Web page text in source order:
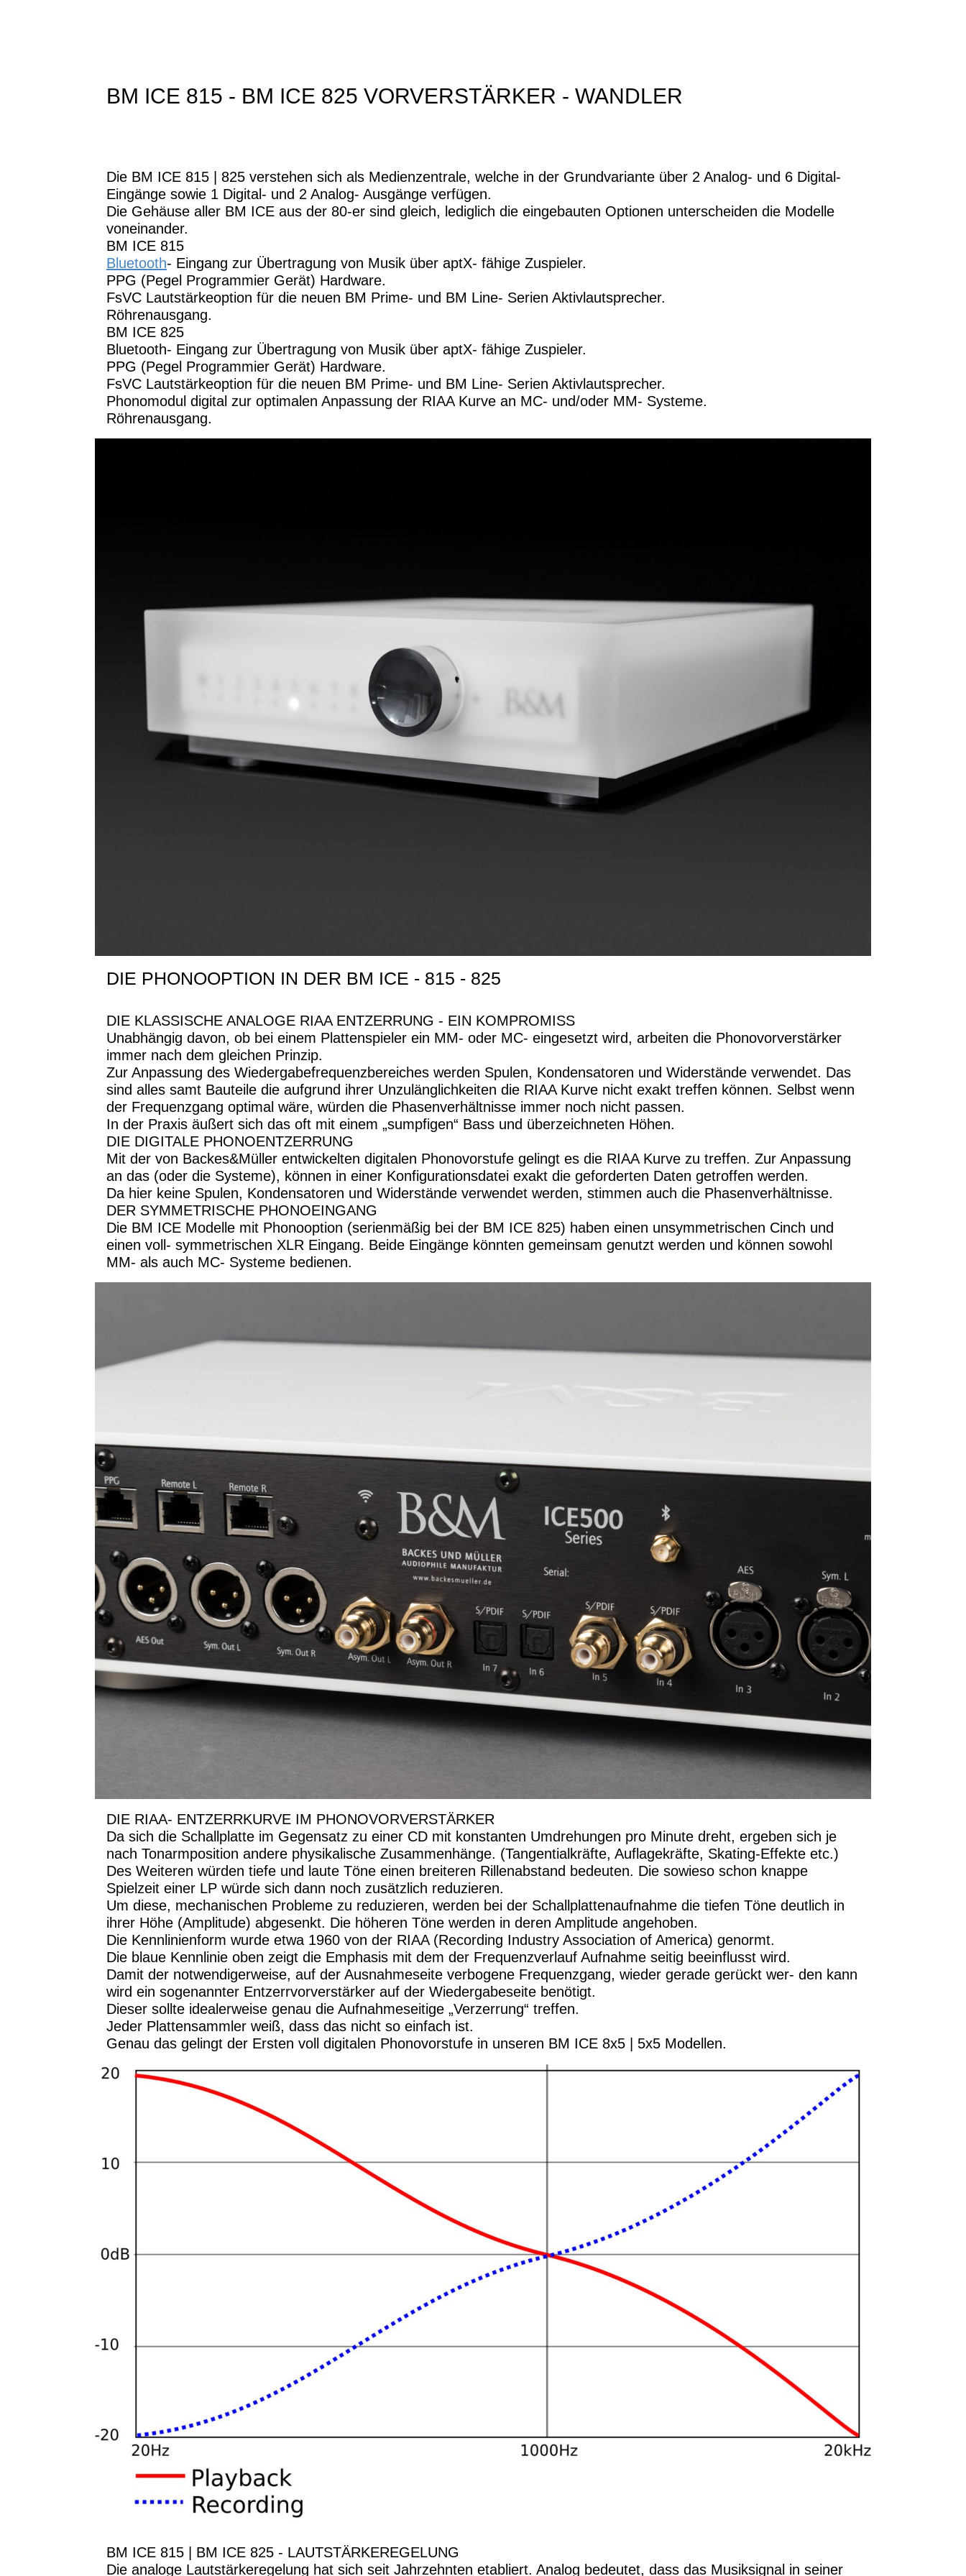
BM ICE 815 - BM ICE 825 VORVERSTÄRKER - WANDLER
Die BM ICE 815 | 825 verstehen sich als Medienzentrale, welche in der Grundvariante über 2 Analog- und 6 Digital-
Eingänge sowie 1 Digital- und 2 Analog- Ausgänge verfügen.
Die Gehäuse aller BM ICE aus der 80-er sind gleich, lediglich die eingebauten Optionen unterscheiden die Modelle
voneinander.
BM ICE 815
Bluetooth- Eingang zur Übertragung von Musik über aptX- fähige Zuspieler.
PPG (Pegel Programmier Gerät) Hardware.
FsVC Lautstärkeoption für die neuen BM Prime- und BM Line- Serien Aktivlautsprecher.
Röhrenausgang.
BM ICE 825
Bluetooth- Eingang zur Übertragung von Musik über aptX- fähige Zuspieler.
PPG (Pegel Programmier Gerät) Hardware.
FsVC Lautstärkeoption für die neuen BM Prime- und BM Line- Serien Aktivlautsprecher.
Phonomodul digital zur optimalen Anpassung der RIAA Kurve an MC- und/oder MM- Systeme.
Röhrenausgang.
DIE PHONOOPTION IN DER BM ICE - 815 - 825
DIE KLASSISCHE ANALOGE RIAA ENTZERRUNG - EIN KOMPROMISS
Unabhängig davon, ob bei einem Plattenspieler ein MM- oder MC- eingesetzt wird, arbeiten die Phonovorverstärker
immer nach dem gleichen Prinzip.
Zur Anpassung des Wiedergabefrequenzbereiches werden Spulen, Kondensatoren und Widerstände verwendet. Das
sind alles samt Bauteile die aufgrund ihrer Unzulänglichkeiten die RIAA Kurve nicht exakt treffen können. Selbst wenn
der Frequenzgang optimal wäre, würden die Phasenverhältnisse immer noch nicht passen.
In der Praxis äußert sich das oft mit einem „sumpfigen“ Bass und überzeichneten Höhen.
DIE DIGITALE PHONOENTZERRUNG
Mit der von Backes&Müller entwickelten digitalen Phonovorstufe gelingt es die RIAA Kurve zu treffen. Zur Anpassung
an das (oder die Systeme), können in einer Konfigurationsdatei exakt die geforderten Daten getroffen werden.
Da hier keine Spulen, Kondensatoren und Widerstände verwendet werden, stimmen auch die Phasenverhältnisse.
DER SYMMETRISCHE PHONOEINGANG
Die BM ICE Modelle mit Phonooption (serienmäßig bei der BM ICE 825) haben einen unsymmetrischen Cinch und
einen voll- symmetrischen XLR Eingang. Beide Eingänge könnten gemeinsam genutzt werden und können sowohl
MM- als auch MC- Systeme bedienen.
DIE RIAA- ENTZERRKURVE IM PHONOVORVERSTÄRKER
Da sich die Schallplatte im Gegensatz zu einer CD mit konstanten Umdrehungen pro Minute dreht, ergeben sich je
nach Tonarmposition andere physikalische Zusammenhänge. (Tangentialkräfte, Auflagekräfte, Skating-Effekte etc.)
Des Weiteren würden tiefe und laute Töne einen breiteren Rillenabstand bedeuten. Die sowieso schon knappe
Spielzeit einer LP würde sich dann noch zusätzlich reduzieren.
Um diese, mechanischen Probleme zu reduzieren, werden bei der Schallplattenaufnahme die tiefen Töne deutlich in
ihrer Höhe (Amplitude) abgesenkt. Die höheren Töne werden in deren Amplitude angehoben.
Die Kennlinienform wurde etwa 1960 von der RIAA (Recording Industry Association of America) genormt.
Die blaue Kennlinie oben zeigt die Emphasis mit dem der Frequenzverlauf Aufnahme seitig beeinflusst wird.
Damit der notwendigerweise, auf der Ausnahmeseite verbogene Frequenzgang, wieder gerade gerückt wer- den kann
wird ein sogenannter Entzerrvorverstärker auf der Wiedergabeseite benötigt.
Dieser sollte idealerweise genau die Aufnahmeseitige „Verzerrung“ treffen.
Jeder Plattensammler weiß, dass das nicht so einfach ist.
Genau das gelingt der Ersten voll digitalen Phonovorstufe in unseren BM ICE 8x5 | 5x5 Modellen.
BM ICE 815 | BM ICE 825 - LAUTSTÄRKEREGELUNG
Die analoge Lautstärkeregelung hat sich seit Jahrzehnten etabliert. Analog bedeutet, dass das Musiksignal in seiner